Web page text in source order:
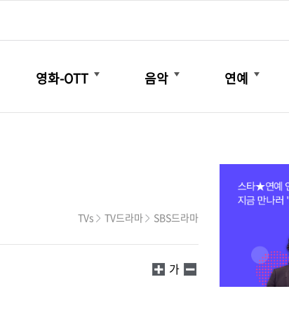
영화-OTT
더보기
음악
더보기
연예
더보기
TVs TV드라마 SBS드라마
가